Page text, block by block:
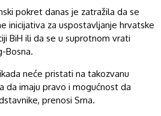
pokret danas je zatražila da se
inicijativa za uspostavljanje hrvatske
BiH ili da se u suprotnom vrati
Bosna.
neće pristati na takozvanu
da imaju pravo i mogućnost da
prenosi Srna.